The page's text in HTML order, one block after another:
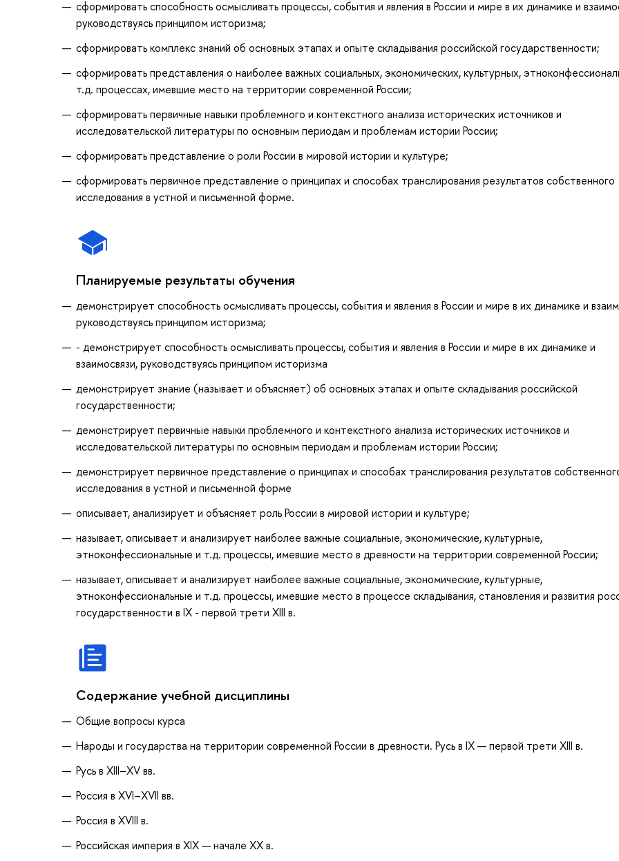
сформировать способность осмысливать процессы, события и явления в России и мире в их динамике и
руководствуясь принципом историзма;
сформировать комплекс знаний об основных этапах и опыте складывания российской государственности;
сформировать представления о наиболее важных социальных, экономических, культурных,
т.д. процессах, имевшие место на территории современной России;
сформировать первичные навыки проблемного и контекстного анализа исторических источников и
исследовательской литературы по основным периодам и проблемам истории России;
сформировать представление о роли России в мировой истории и культуре;
сформировать первичное представление о принципах и способах транслирования результатов собственного
исследования в устной и письменной форме.
Планируемые результаты обучения
демонстрирует способность осмысливать процессы, события и явления в России и мире в их динамике и
руководствуясь принципом историзма;
- демонстрирует способность осмысливать процессы, события и явления в России и мире в их динамике и
взаимосвязи, руководствуясь принципом историзма
демонстрирует знание (называет и объясняет) об основных этапах и опыте складывания российской
государственности;
демонстрирует первичные навыки проблемного и контекстного анализа исторических источников и
исследовательской литературы по основным периодам и проблемам истории России;
демонстрирует первичное представление о принципах и способах транслирования результатов
исследования в устной и письменной форме
описывает, анализирует и объясняет роль России в мировой истории и культуре;
называет, описывает и анализирует наиболее важные социальные, экономические, культурные,
этноконфессиональные и т.д. процессы, имевшие место в древности на территории современной России;
называет, описывает и анализирует наиболее важные социальные, экономические, культурные,
этноконфессиональные и т.д. процессы, имевшие место в процессе складывания, становления и развития
государственности в IX - первой трети XIII в.
Содержание учебной дисциплины
Общие вопросы курса
Народы и государства на территории современной России в древности. Русь в IX — первой трети XIII в.
Русь в XIII–XV вв.
Россия в XVI–XVII вв.
Россия в XVIII в.
Российская империя в XIX — начале ХХ в.